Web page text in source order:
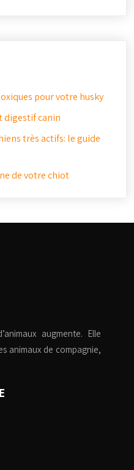
pour votre husky
digestif canin
très actifs: le guide
de votre chiot
augmente. Elle
animaux de compagnie,